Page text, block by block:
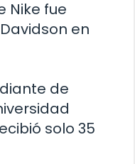
Nike fue
en
de
solo 35